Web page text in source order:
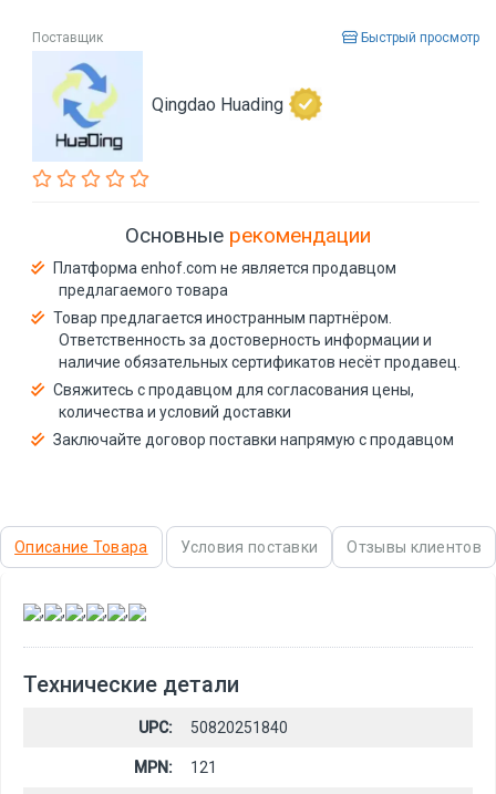
Поставщик Быстрый просмотр
Qingdao Huading
Основные рекомендации
Платформа enhof.com не является продавцом
предлагаемого товара
Товар предлагается иностранным партнёром.
Ответственность за достоверность информации и
наличие обязательных сертификатов несёт продавец.
Свяжитесь с продавцом для согласования цены,
количества и условий доставки
Заключайте договор поставки напрямую с продавцом
Описание Товара Условия поставки Отзывы клиентов
, , , , ,
Технические детали
UPC: 50820251840
MPN: 121